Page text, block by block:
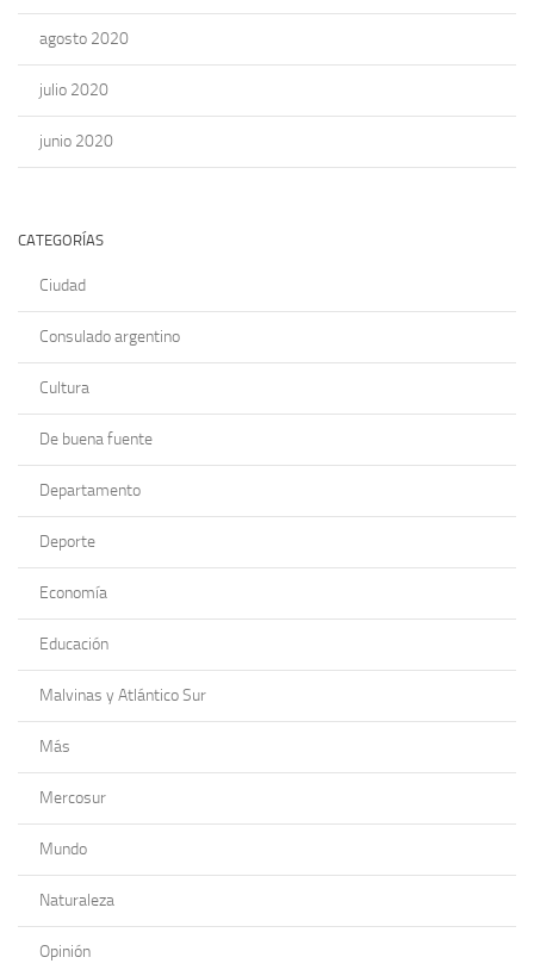
agosto 2020
julio 2020
junio 2020
CATEGORÍAS
Ciudad
Consulado argentino
Cultura
De buena fuente
Departamento
Deporte
Economía
Educación
Malvinas y Atlántico Sur
Más
Mercosur
Mundo
Naturaleza
Opinión